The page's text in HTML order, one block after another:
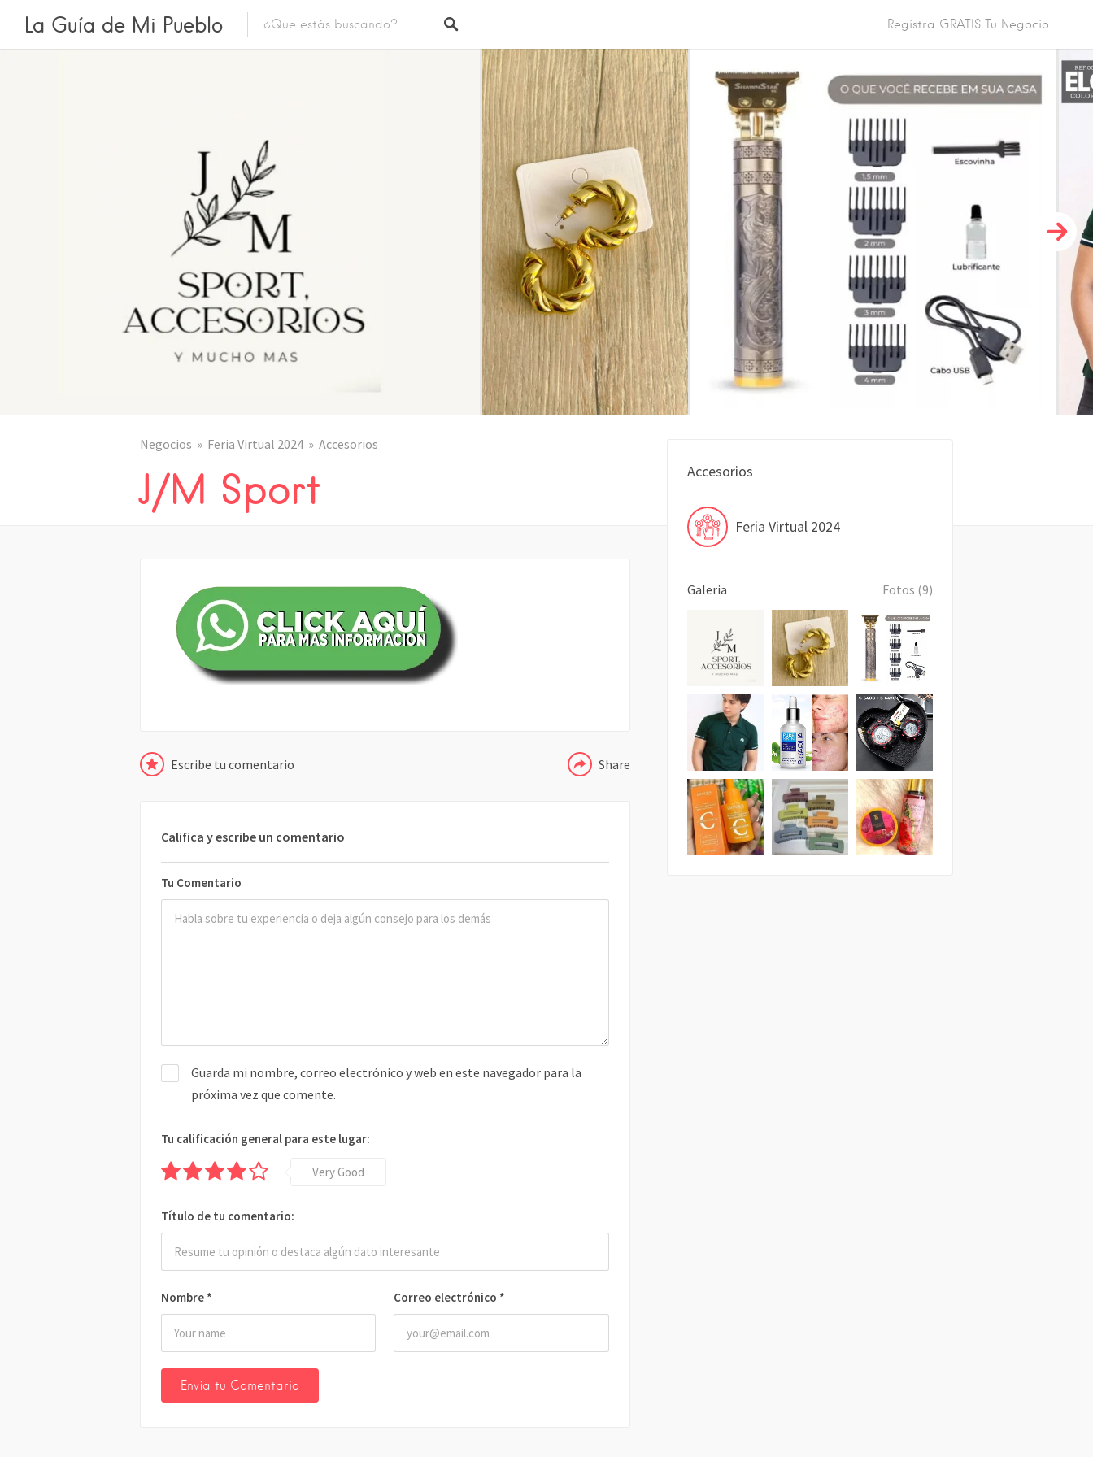
La Guía de Mi Pueblo Registra GRATIS Tu Negocio
Negocios Feria Virtual 2024 Accesorios
J/M Sport
Escribe tu comentario Share
Califica y escribe un comentario
Tu Comentario
Nombre * Correo electrónico *
Guarda mi nombre, correo electrónico y web en este navegador para la
próxima vez que comente.
Tu calificación general para este lugar:
Very Good
Título de tu comentario:
Accesorios
Feria Virtual 2024
Galeria Fotos (9)